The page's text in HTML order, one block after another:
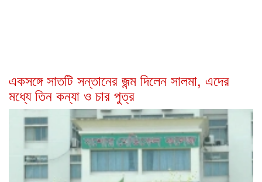
একসঙ্গে সাতটি সন্তানের জন্ম দিলেন সালমা, এদের
মধ্যে তিন কন্যা ও চার পুত্র